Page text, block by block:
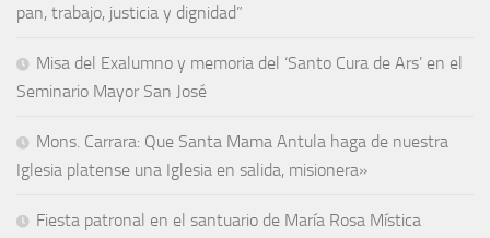
pan, trabajo, justicia y dignidad”
Misa del Exalumno y memoria del ‘Santo Cura de Ars’ en el
Seminario Mayor San José
Mons. Carrara: Que Santa Mama Antula haga de nuestra
Iglesia platense una Iglesia en salida, misionera»
Fiesta patronal en el santuario de María Rosa Mística